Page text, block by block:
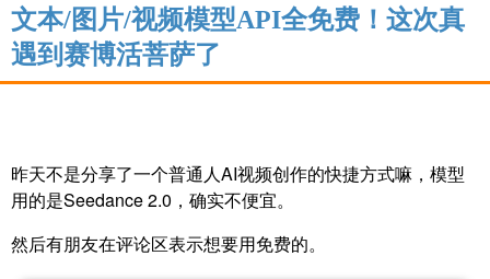
文本/图片/视频模型API全免费！这次真
遇到赛博活菩萨了
昨天不是分享了一个普通人AI视频创作的快捷方式嘛，模型
用的是Seedance 2.0，确实不便宜。
然后有朋友在评论区表示想要用免费的。